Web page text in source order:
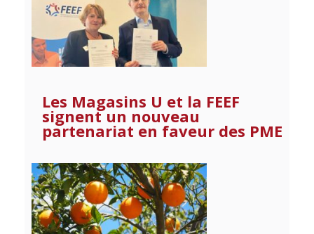
Les Magasins U et la FEEF
signent un nouveau
partenariat en faveur des PME